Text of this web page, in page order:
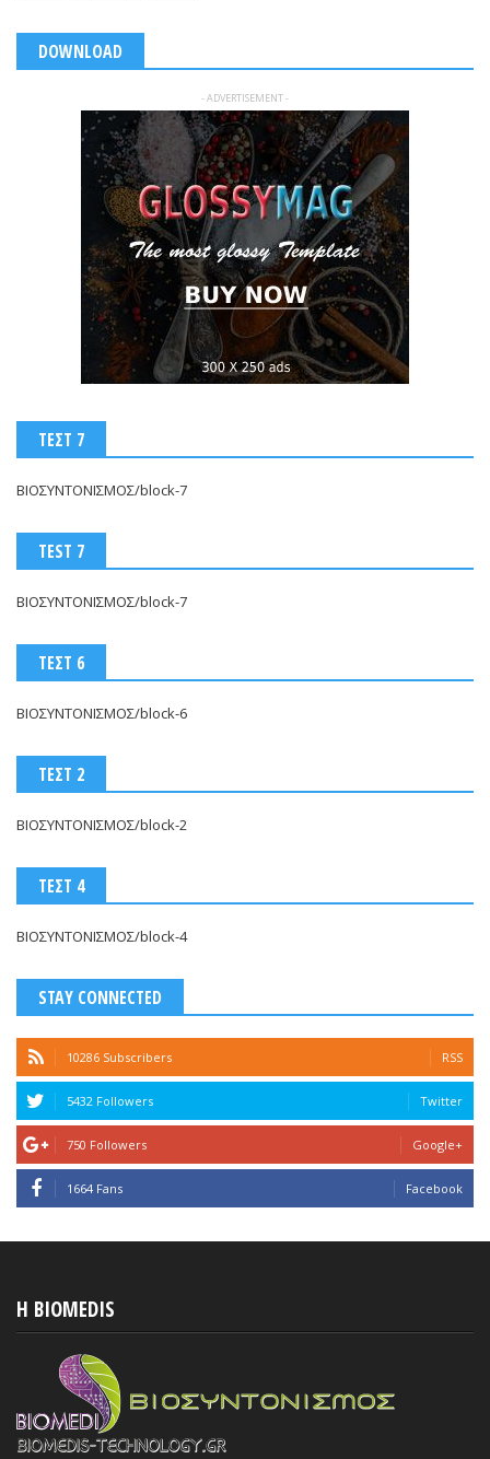
DOWNLOAD
- ADVERTISEMENT -
ΤΕΣΤ 7
ΒΙΟΣΥΝΤΟΝΙΣΜΟΣ/block-7
TEST 7
ΒΙΟΣΥΝΤΟΝΙΣΜΟΣ/block-7
ΤΕΣΤ 6
ΒΙΟΣΥΝΤΟΝΙΣΜΟΣ/block-6
ΤΕΣΤ 2
ΒΙΟΣΥΝΤΟΝΙΣΜΟΣ/block-2
ΤΕΣΤ 4
ΒΙΟΣΥΝΤΟΝΙΣΜΟΣ/block-4
STAY CONNECTED
10286 Subscribers RSS
5432 Followers Twitter
750 Followers Google+
1664 Fans Facebook
H BIOMEDIS